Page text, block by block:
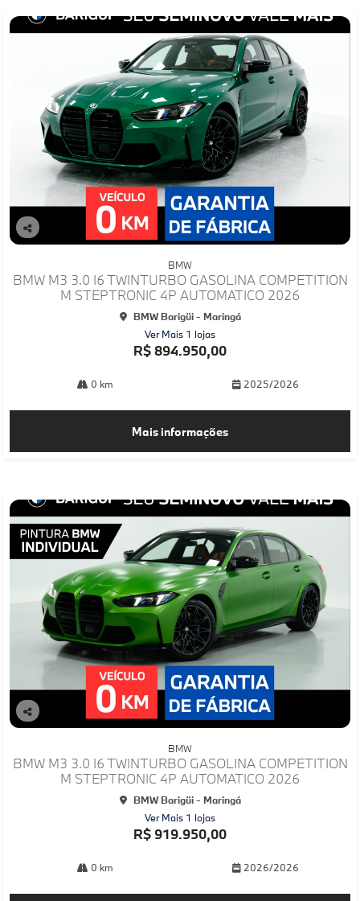
Co
lhe
BMW
BMW M3 3.0 I6 TWINTURBO GASOLINA COMPETITION
M STEPTRONIC 4P AUTOMATICO 2026
BMW Barigüi - Maringá
Ver Mais 1 lojas
R$ 894.950,00
0 km 2025/2026
Mais informações
Co
lhe
BMW
BMW M3 3.0 I6 TWINTURBO GASOLINA COMPETITION
M STEPTRONIC 4P AUTOMATICO 2026
BMW Barigüi - Maringá
Ver Mais 1 lojas
R$ 919.950,00
0 km 2026/2026